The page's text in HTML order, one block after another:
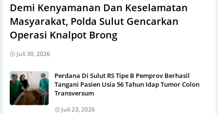
Demi Kenyamanan Dan Keselamatan
Masyarakat, Polda Sulut Gencarkan
Operasi Knalpot Brong
Juli 30, 2026
Perdana Di Sulut RS Tipe B Pemprov Berhasil
Tangani Pasien Usia 56 Tahun Idap Tumor Colon
Transversum
Juli 23, 2026